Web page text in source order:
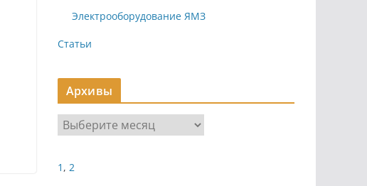
Электрооборудование ЯМЗ
Статьи
Архивы
р
и
1 , 2